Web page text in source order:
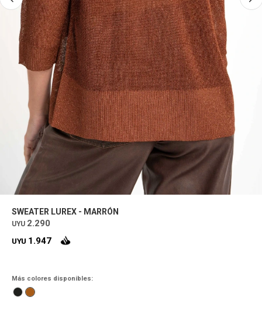
SWEATER LUREX - MARRÓN
UYU 2.290
UYU 1.947
Más colores disponibles: